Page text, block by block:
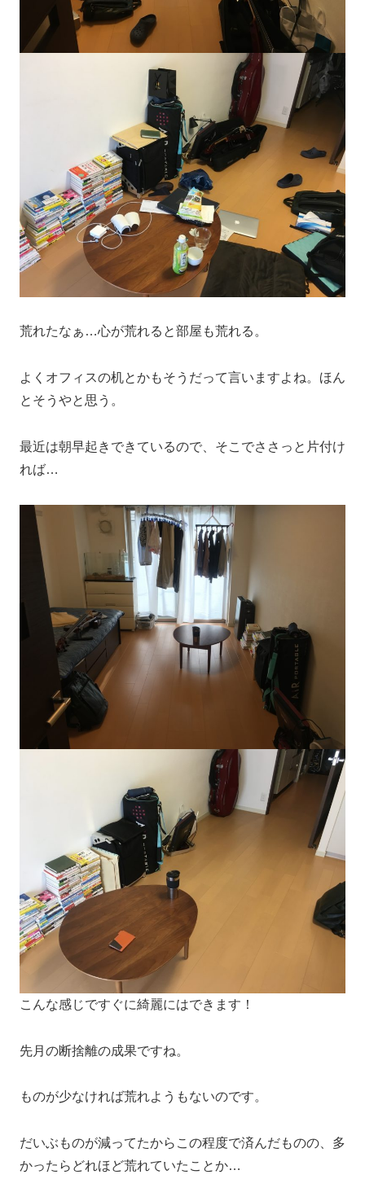
荒れたなぁ…心が荒れると部屋も荒れる。
よくオフィスの机とかもそうだって言いますよね。ほん
とそうやと思う。
最近は朝早起きできているので、そこでささっと片付け
れば…
こんな感じですぐに綺麗にはできます！
先月の断捨離の成果ですね。
ものが少なければ荒れようもないのです。
だいぶものが減ってたからこの程度で済んだものの、多
かったらどれほど荒れていたことか…